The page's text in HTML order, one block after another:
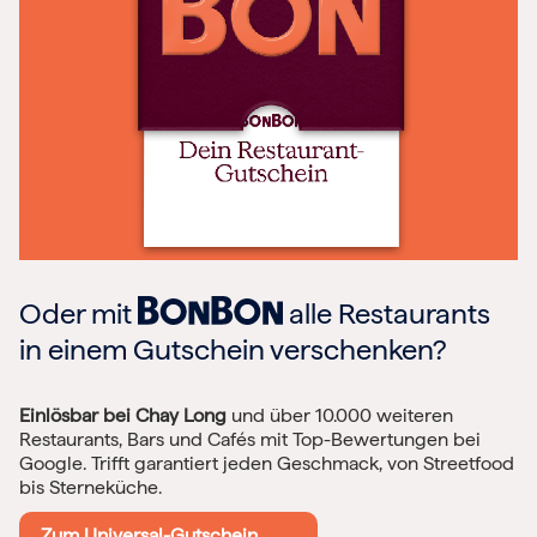
Oder mit
alle Restaurants
in einem Gutschein verschenken?
Einlösbar bei Chay Long und über 10.000 weiteren
Restaurants, Bars und Cafés mit Top-Bewertungen bei
Google. Trifft garantiert jeden Geschmack, von Streetfood
bis Sterneküche.